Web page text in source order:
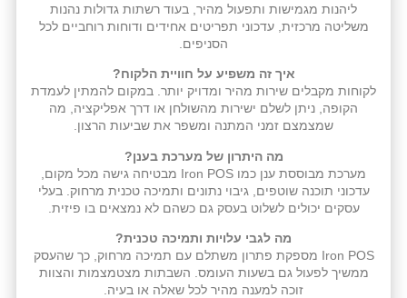
ליהנות מגמישות ותפעול מהיר, בעוד רשתות גדולות נהנות
משליטה מרכזית, עדכוני תפריטים אחידים ודוחות רוחביים לכל
הסניפים.
איך זה משפיע על חוויית הלקוח?
לקוחות מקבלים שירות מהיר ומדויק יותר. במקום להמתין לעמדת
הקופה, ניתן לשלם ישירות מהשולחן או דרך אפליקציה, מה
שמצמצם זמני המתנה ומשפר את שביעות הרצון.
מה היתרון של מערכת בענן?
מערכת מבוססת ענן כמו Iron POS מבטיחה גישה מכל מקום,
עדכוני תוכנה שוטפים, גיבוי נתונים ותמיכה טכנית מרחוק. בעלי
עסקים יכולים לשלוט בעסק גם כשהם לא נמצאים בו פיזית.
מה לגבי עלויות ותמיכה טכנית?
Iron POS מספקת פתרון משתלם עם תמיכה מרחוק, כך שהעסק
ממשיך לפעול גם בשעות העומס. השבתות מצטמצמות והצוות
זוכה למענה מהיר לכל שאלה או בעיה.